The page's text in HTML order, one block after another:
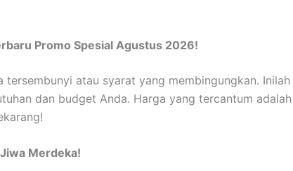
Promo Spesial Agustus 2026!
atau syarat yang membingungkan.
dan budget Anda. Harga yang tercantum
Merdeka!